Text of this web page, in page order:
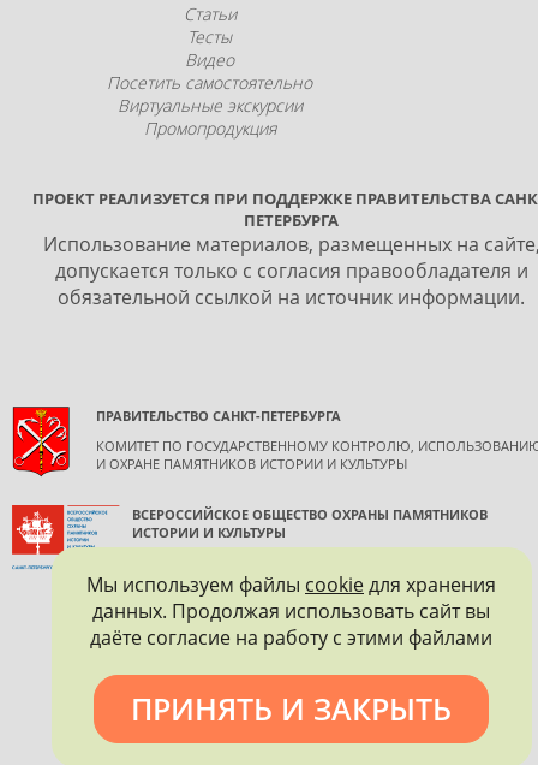
Статьи
Тесты
Видео
Посетить самостоятельно
Виртуальные экскурсии
Промопродукция
ПРОЕКТ РЕАЛИЗУЕТСЯ ПРИ ПОДДЕРЖКЕ ПРАВИТЕЛЬСТВА
ПЕТЕРБУРГА
Использование материалов, размещенных на
допускается только с согласия правообладателя и
обязательной ссылкой на источник информации.
ПРАВИТЕЛЬСТВО САНКТ-ПЕТЕРБУРГА
КОМИТЕТ ПО ГОСУДАРСТВЕННОМУ КОНТРОЛЮ,
И ОХРАНЕ ПАМЯТНИКОВ ИСТОРИИ И КУЛЬТУРЫ
ВСЕРОССИЙСКОЕ ОБЩЕСТВО ОХРАНЫ ПАМЯТНИКОВ
ИСТОРИИ И КУЛЬТУРЫ
Политика конфиденциальности
Мы используем файлы cookieдля хранения
данных. Продолжая использовать сайт вы
даёте согласие на работу с этими файлами
ПРИНЯТЬ И ЗАКРЫТЬ